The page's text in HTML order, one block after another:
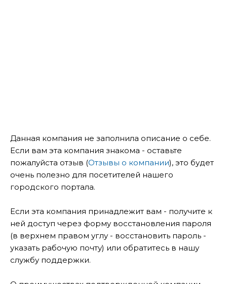
Данная компания не заполнила описание о себе.
Если вам эта компания знакома - оставьте
пожалуйста отзыв (Отзывы о компании), это будет
очень полезно для посетителей нашего
городского портала.
Если эта компания принадлежит вам - получите к
ней доступ через форму восстановления пароля
(в верхнем правом углу - восстановить пароль -
указать рабочую почту) или обратитесь в нашу
службу поддержки.